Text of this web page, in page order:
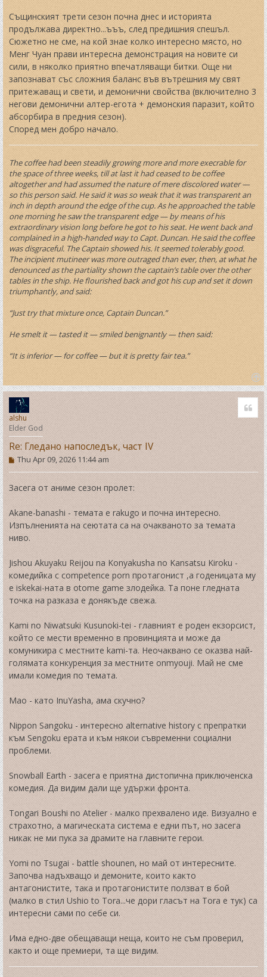
Същинският трети сезон почна днес и историята
продължава директно...ъъъ, след предишния спешъл.
Сюжетно не сме, на кой знае колко интересно място, но
Менг Чуан прави интересна демонстрация на новите си
сили, в няколко приятно впечатляващи битки. Още ни
запознават със сложния баланс във вътрешния му свят
притежаващ и свети, и демонични свойства (включително 3
негови демонични алтер-егота + демонския паразит, който
абсорбира в предния сезон).
Според мен добро начало.
The coffee had been steadily growing more and more execrable for
the space of three weeks, till at last it had ceased to be coffee
altogether and had assumed the nature of mere discolored water —
so this person said. He said it was so weak that it was transparent an
inch in depth around the edge of the cup. As he approached the table
one morning he saw the transparent edge — by means of his
extraordinary vision long before he got to his seat. He went back and
complained in a high-handed way to Capt. Duncan. He said the coffee
was disgraceful. The Captain showed his. It seemed tolerably good.
The incipient mutineer was more outraged than ever, then, at what he
denounced as the partiality shown the captain’s table over the other
tables in the ship. He flourished back and got his cup and set it down
triumphantly, and said:
“Just try that mixture once, Captain Duncan.”
He smelt it — tasted it — smiled benignantly — then said:
“It is inferior — for coffee — but it is pretty fair tea.”
T
o
p
alshu
Elder God
Re: Гледано напоследък, част IV
P
o
s
t
Thu Apr 09, 2026 11:44 am
Засега от аниме сезон пролет:
Akane-banashi - темата е rakugo и почна интересно.
Изпълненията на сеютата са на очакваното за темата
ниво.
Jishou Akuyaku Reijou na Konyakusha no Kansatsu Kiroku -
комедийка с competence porn протагонист ,а годеницата му
е iskekai-ната в otome game злодейка. Та поне гледната
точка на разказа е донякъде свежа.
Kami no Niwatsuki Kusunoki-tei - главният е роден екзорсист,
който се мести временно в провинцията и може да
комуникира с местните kami-та. Неочаквано се оказва най-
голямата конкуренция за местните onmyouji. Май не сме
имали комедия по темата.
Mao - като InuYasha, ама скучно?
Nippon Sangoku - интересно alternative history с препратки
към Sengoku ерата и към някои съвременни социални
проблеми.
Snowball Earth - засега е приятна дистопична приключенска
комедия. Да видим дали ще удържи фронта.
Tongari Boushi no Atelier - малко прехвалено иде. Визуално е
страхотно, а магическата система е едни път, но засега
никак не ми пука за драмите на главните герои.
Yomi no Tsugai - battle shounen, но май от интересните.
Започва надъхващо и демоните, които както
антагонистите, така и протагонистите ползват в бой
(малко в стил Ushio to Tora...че дори гласът на Tora е тук) са
интересни сами по себе си.
Има едно-две обещаващи неща, които не съм проверил,
както и още премиери, та ще видим.